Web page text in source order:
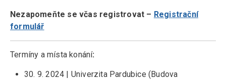
Nezapomeňte se včas registrovat – Registrační
formulář
Termíny a místa konání:
30. 9. 2024 | Univerzita Pardubice (Budova